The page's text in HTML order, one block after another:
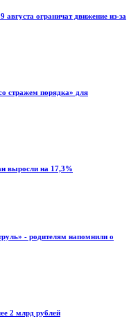
ограничат движение из-за
стражем порядка» для
выросли на 17,3%
- родителям напомнили о
2 млрд рублей